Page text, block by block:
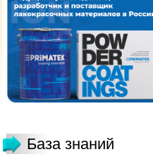
База знаний